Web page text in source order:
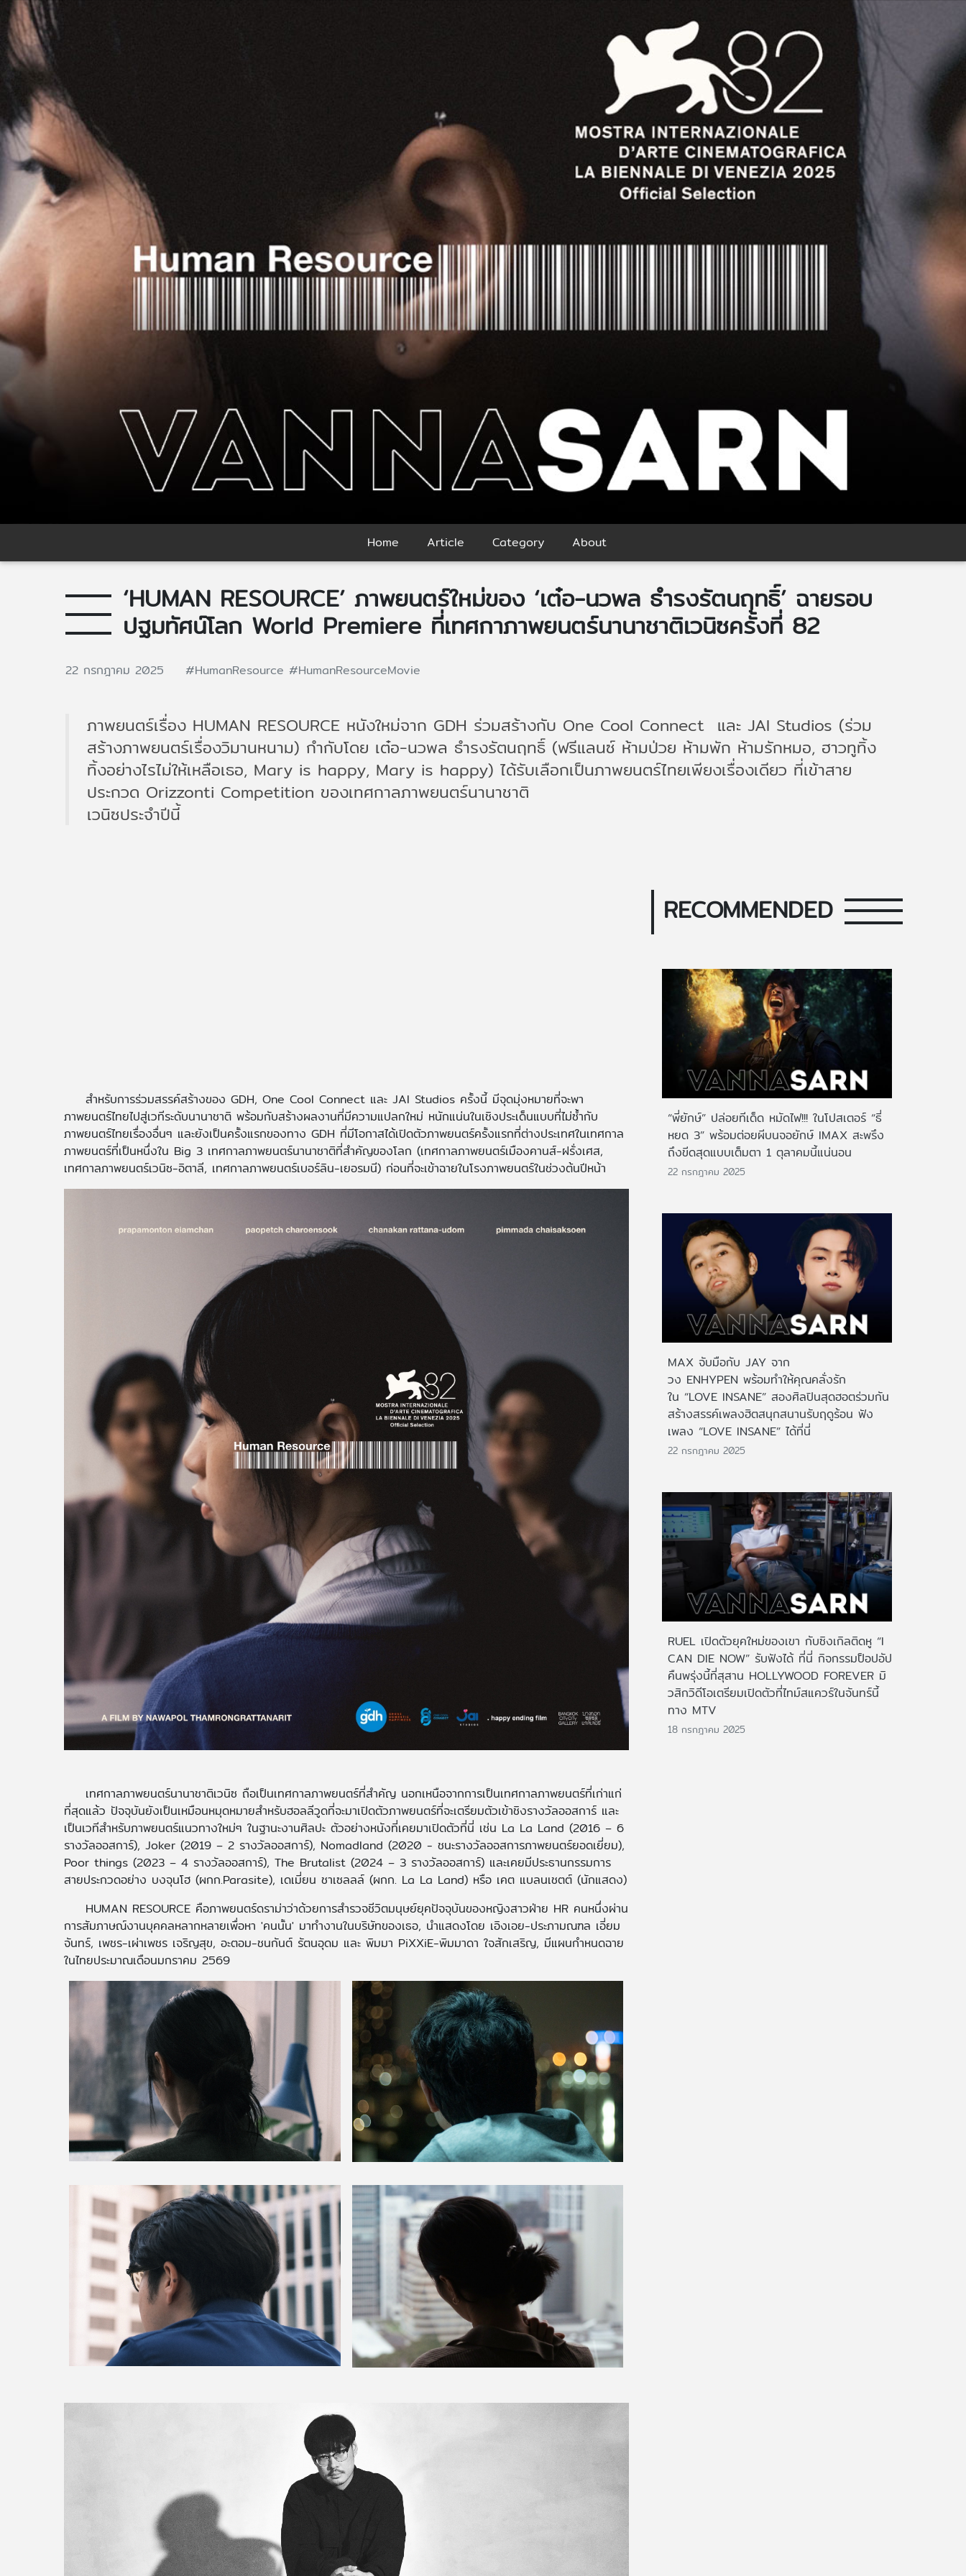
Home Article Category About
‘HUMAN RESOURCE’ ภาพยนตร์ใหม่ของ ‘เต๋อ-นวพล ธำรงรัตนฤทธิ์’ ฉายรอบ
ปฐมทัศน์โลก World Premiere ที่เทศกาภาพยนตร์นานาชาติเวนิซครั้งที่ 82
22 กรกฎาคม 2025 #HumanResource#HumanResourceMovie
ภาพยนตร์เรื่อง HUMAN RESOURCE หนังใหม่จาก GDH ร่วมสร้างกับ One Cool Connect และ JAI Studios (ร่วม
สร้างภาพยนตร์เรื่องวิมานหนาม) กำกับโดย เต๋อ-นวพล ธำรงรัตนฤทธิ์ (ฟรีแลนซ์ ห้ามป่วย ห้ามพัก ห้ามรักหมอ, ฮาวทูทิ้ง
ทิ้งอย่างไรไม่ให้เหลือเธอ, Mary is happy, Mary is happy) ได้รับเลือกเป็นภาพยนตร์ไทยเพียงเรื่องเดียว ที่เข้าสาย
ประกวด Orizzonti Competition ของเทศกาลภาพยนตร์นานาชาติ
เวนิซประจำปีนี้
สำหรับการร่วมสรรค์สร้างของ GDH, One Cool Connect และ JAI Studios ครั้งนี้ มีจุดมุ่งหมายที่จะพา
ภาพยนตร์ไทยไปสู่เวทีระดับนานาชาติ พร้อมกับสร้างผลงานที่มีความแปลกใหม่ หนักแน่นในเชิงประเด็นแบบที่ไม่ซ้ำกับ
ภาพยนตร์ไทยเรื่องอื่นๆ และยังเป็นครั้งแรกของทาง GDH ที่มีโอกาสได้เปิดตัวภาพยนตร์ครั้งแรกที่ต่างประเทศในเทศกาล
ภาพยนตร์ที่เป็นหนึ่งใน Big 3 เทศกาลภาพยนตร์นานาชาติที่สำคัญของโลก (เทศกาลภาพยนตร์เมืองคานส์-ฝรั่งเศส,
เทศกาลภาพยนตร์เวนิซ-อิตาลี, เทศกาลภาพยนตร์เบอร์ลิน-เยอรมนี) ก่อนที่จะเข้าฉายในโรงภาพยนตร์ในช่วงต้นปีหน้า
เทศกาลภาพยนตร์นานาชาติเวนิซ ถือเป็นเทศกาลภาพยนตร์ที่สำคัญ นอกเหนือจากการเป็นเทศกาลภาพยนตร์ที่เก่าแก่
ที่สุดแล้ว ปัจจุบันยังเป็นเหมือนหมุดหมายสำหรับฮอลลีวูดที่จะมาเปิดตัวภาพยนตร์ที่จะเตรียมตัวเข้าชิงรางวัลออสการ์ และ
เป็นเวทีสำหรับภาพยนตร์แนวทางใหม่ๆ ในฐานะงานศิลปะ ตัวอย่างหนังที่เคยมาเปิดตัวที่นี่ เช่น La La Land (2016 – 6
รางวัลออสการ์), Joker (2019 – 2 รางวัลออสการ์), Nomadland (2020 - ชนะรางวัลออสการภาพยนตร์ยอดเยี่ยม),
Poor things (2023 – 4 รางวัลออสการ์), The Brutalist (2024 – 3 รางวัลออสการ์) และเคยมีประธานกรรมการ
สายประกวดอย่าง บงจุนโฮ (ผกก.Parasite), เดเมี่ยน ชาเซลลล์ (ผกก. La La Land) หรือ เคต แบลนเชตต์ (นักแสดง)
HUMAN RESOURCE คือภาพยนตร์ดราม่าว่าด้วยการสำรวจชีวิตมนุษย์ยุคปัจจุบันของหญิงสาวฝ่าย HR คนหนึ่งผ่าน
การสัมภาษณ์งานบุคคลหลากหลายเพื่อหา 'คนนั้น' มาทำงานในบริษัทของเธอ, นำแสดงโดย เอิงเอย-ประภามณฑล เอี่ยม
จันทร์, เพชร-เผ่าเพชร เจริญสุข, อะตอม-ชนกันต์ รัตนอุดม และ พิมมา PiXXiE-พิมมาดา ใจสักเสริญ, มีแผนกำหนดฉาย
ในไทยประมาณเดือนมกราคม 2569
RECOMMENDED
“พี่ยักษ์” ปล่อยทีเด็ด หมัดไฟ!!! ในโปสเตอร์ “ธี่
หยด 3” พร้อมต่อยผีบนจอยักษ์ IMAX สะพรึง
ถึงขีดสุดแบบเต็มตา 1 ตุลาคมนี้แน่นอน
22 กรกฎาคม 2025
MAX จับมือกับ JAY จาก
วง ENHYPEN พร้อมทำให้คุณคลั่งรัก
ใน “LOVE INSANE” สองศิลปินสุดฮอตร่วมกัน
สร้างสรรค์เพลงฮิตสนุกสนานรับฤดูร้อน ฟัง
เพลง “LOVE INSANE” ได้ที่นี่
22 กรกฎาคม 2025
RUEL เปิดตัวยุคใหม่ของเขา กับซิงเกิลติดหู “I
CAN DIE NOW” รับฟังได้ ที่นี่ กิจกรรมป็อปอัป
คืนพรุ่งนี้ที่สุสาน HOLLYWOOD FOREVER มิ
วสิกวิดีโอเตรียมเปิดตัวที่ไทม์สแควร์ในจันทร์นี้
ทาง MTV
18 กรกฎาคม 2025